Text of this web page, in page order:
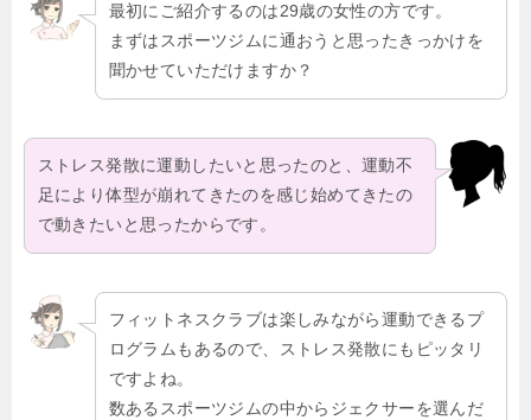
最初にご紹介するのは29歳の女性の方です。
まずはスポーツジムに通おうと思ったきっかけを
聞かせていただけますか？
ストレス発散に運動したいと思ったのと、運動不
足により体型が崩れてきたのを感じ始めてきたの
で動きたいと思ったからです。
フィットネスクラブは楽しみながら運動できるプ
ログラムもあるので、ストレス発散にもピッタリ
ですよね。
数あるスポーツジムの中からジェクサーを選んだ